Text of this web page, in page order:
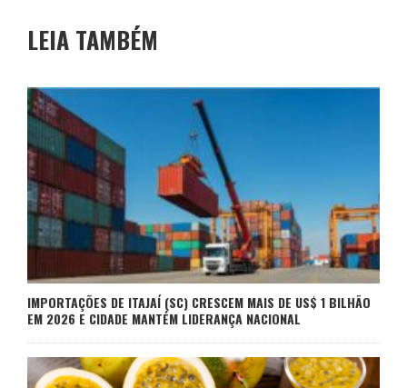
LEIA TAMBÉM
IMPORTAÇÕES DE ITAJAÍ (SC) CRESCEM MAIS DE US$ 1 BILHÃO
EM 2026 E CIDADE MANTÉM LIDERANÇA NACIONAL